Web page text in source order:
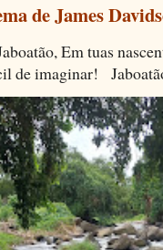
de James
Em tuas
de imaginar!